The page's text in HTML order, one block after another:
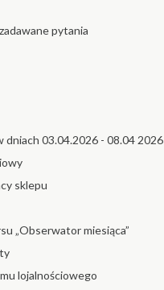
pytania
dniach 03.04.2026 - 08.04 2026
sklepu
„Obserwator miesiąca”
lojalnościowego